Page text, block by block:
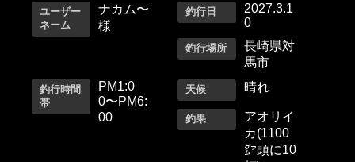
ユーザー
ネーム
ナカム〜
様
釣行日
2027.3.1
0
釣行場所
長崎県対
馬市
釣行時間
帯
PM1:0
0〜PM6:
00
天候 晴れ
釣果
アオリイ
カ(1100
㌘頭に10